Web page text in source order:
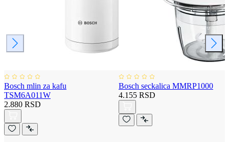
Bosch mlin za kafu
TSM6A011W
2.880 RSD
Bosch seckalica MMRP1000
4.155 RSD